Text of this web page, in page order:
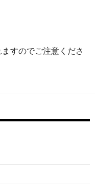
すのでご注意くださ